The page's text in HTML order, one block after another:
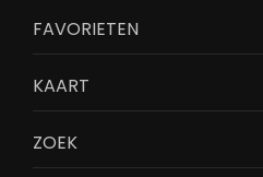
FAVORIETEN
KAART
ZOEK